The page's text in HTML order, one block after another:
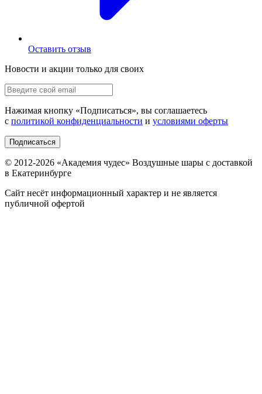
Оставить отзыв
Новости и акции только для своих
Нажимая кнопку «Подписаться», вы соглашаетесь
с политикой конфиденциальности и условиями оферты
Подписаться
© 2012-2026 «Академия чудес» Воздушные шары с доставкой
в Екатеринбурге
Сайт несёт информационный характер и не является
публичной офертой